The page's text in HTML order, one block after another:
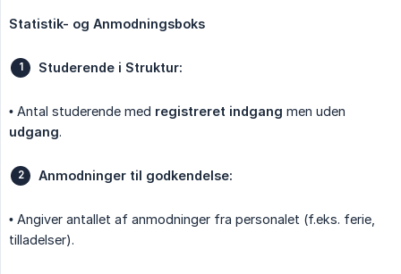
Statistik- og Anmodningsboks
Studerende i Struktur:
• Antal studerende med registreret indgang men uden
udgang.
Anmodninger til godkendelse:
• Angiver antallet af anmodninger fra personalet (f.eks. ferie,
tilladelser).